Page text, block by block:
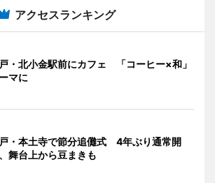
アクセスランキング
・北小金駅前にカフェ 「コーヒー×和」
マに
・本土寺で節分追儺式 4年ぶり通常開
舞台上から豆まきも